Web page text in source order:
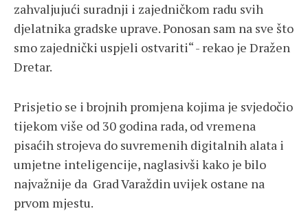
zahvaljujući suradnji i zajedničkom radu svih
djelatnika gradske uprave. Ponosan sam na sve što
smo zajednički uspjeli ostvariti“ - rekao je Dražen
Dretar.
Prisjetio se i brojnih promjena kojima je svjedočio
tijekom više od 30 godina rada, od vremena
pisaćih strojeva do suvremenih digitalnih alata i
umjetne inteligencije, naglasivši kako je bilo
najvažnije da Grad Varaždin uvijek ostane na
prvom mjestu.